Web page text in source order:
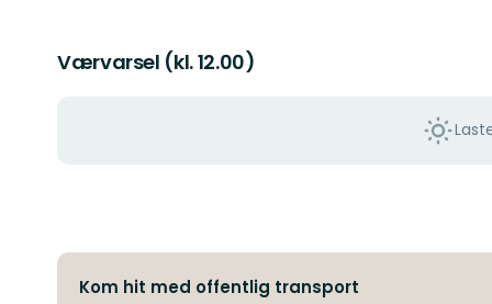
Værvarsel (kl. 12.00)
Kom hit med offentlig transport